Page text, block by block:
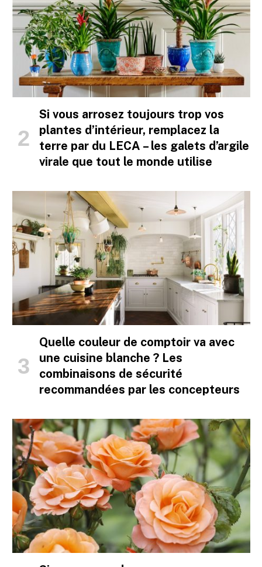
Si vous arrosez toujours trop vos
plantes d’intérieur, remplacez la
terre par du LECA – les galets d’argile
virale que tout le monde utilise
Quelle couleur de comptoir va avec
une cuisine blanche ? Les
combinaisons de sécurité
recommandées par les concepteurs